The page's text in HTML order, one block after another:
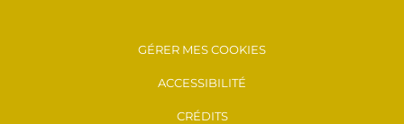
GÉRER MES COOKIES
ACCESSIBILITÉ
CRÉDITS